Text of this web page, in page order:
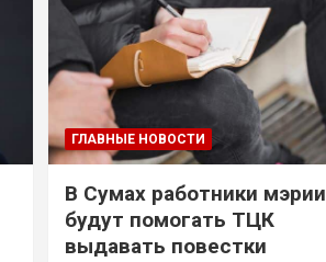
ГЛАВНЫЕ НОВОСТИ
В Сумах работники мэрии
будут помогать ТЦК
выдавать повестки